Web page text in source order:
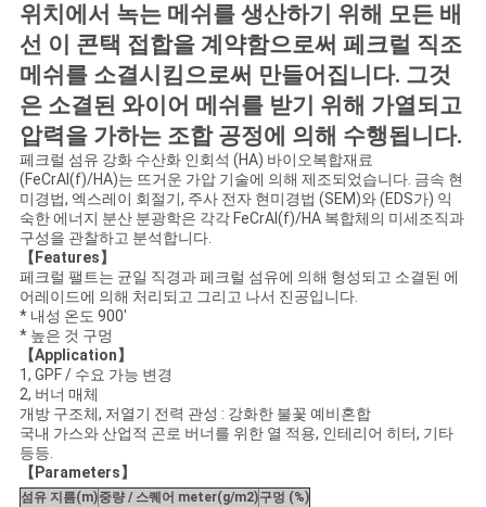
주
세
요
인
용
문
을
요
구
하
세
위치에서 녹는 메쉬를 생산하기 위해 모든 배
선 이 콘택 접합을 계약함으로써 페크럴 직조
메쉬를 소결시킴으로써 만들어집니다. 그것
은 소결된 와이어 메쉬를 받기 위해 가열되고
압력을 가하는 조합 공정에 의해 수행됩니다.
페크럴 섬유 강화 수산화 인회석 (HA) 바이오복합재료
(FeCrAl(f)/HA)는 뜨거운 가압 기술에 의해 제조되었습니다. 금속 현
미경법, 엑스레이 회절기, 주사 전자 현미경법 (SEM)와 (EDS가) 익
숙한 에너지 분산 분광학은 각각 FeCrAl(f)/HA 복합체의 미세조직과
구성을 관찰하고 분석합니다.
【Features】
페크럴 팰트는 균일 직경과 페크럴 섬유에 의해 형성되고 소결된 에
어레이드에 의해 처리되고 그리고 나서 진공입니다.
* 내성 온도 900'
* 높은 것 구멍
【Application】
1, GPF / 수요 가능 변경
2, 버너 매체
개방 구조체, 저열기 전력 관성 : 강화한 불꽃 예비혼합
국내 가스와 산업적 곤로 버너를 위한 열 적용, 인테리어 히터, 기타
등등.
【Parameters】
섬유 지름(m)중량 / 스퀘어 meter(g/m2)구멍 (%)